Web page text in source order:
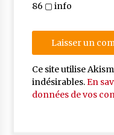
86 ▢ info
Ce site utilise
indésirables.En
données de vos